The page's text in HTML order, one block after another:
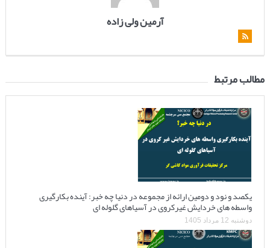
آرمین ولی زاده
مطالب مرتبط
یکصد و نود و دومین ارائه از مجموعه در دنیا چه خبر: آینده بکارگیری
واسطه های خردایش غیرکروی در آسیاهای گلوله ای
دوشنبه 12 مرداد 1405